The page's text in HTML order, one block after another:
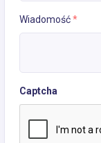
Wiadomość*
Captcha